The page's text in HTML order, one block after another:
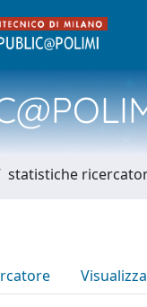
statistiche